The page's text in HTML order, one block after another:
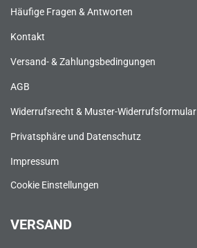
Häufige Fragen & Antworten
Kontakt
Versand- & Zahlungsbedingungen
AGB
Widerrufsrecht & Muster-Widerrufsformular
Privatsphäre und Datenschutz
Impressum
Cookie Einstellungen
VERSAND